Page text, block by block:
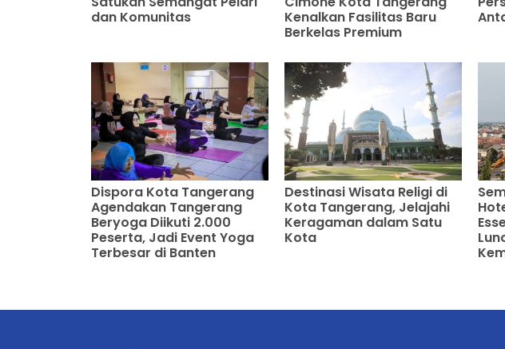
dan Komunitas
Kenalkan Fasilitas Baru
Berkelas Premium
Dispora Kota Tangerang
Agendakan Tangerang
Beryoga Diikuti 2.000
Peserta, Jadi Event Yoga
Terbesar di Banten
Destinasi Wisata Religi di
Kota Tangerang, Jelajahi
Keragaman dalam Satu
Kota